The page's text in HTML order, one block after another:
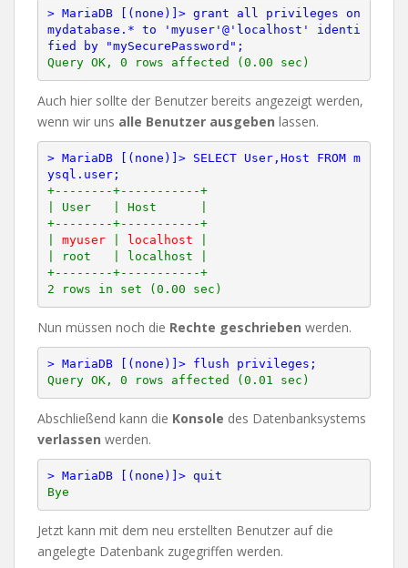
> MariaDB [(none)]> grant all privileges on
mydatabase.* to 'myuser'@'localhost' identi
fied by "mySecurePassword";
Auch hier sollte der Benutzer bereits angezeigt werden,
wenn wir uns alle Benutzer ausgeben lassen.
> MariaDB [(none)]> SELECT User,Host FROM m
ysql.user;
+--------+-----------+
| User   | Host      |
+--------+-----------+
myuser | localhost
| root   | localhost |
+--------+-----------+
2 rows in set (0.00 sec)
Nun müssen noch die Rechte geschrieben werden.
> MariaDB [(none)]> flush privileges;
Abschließend kann die Konsole des Datenbanksystems
verlassen werden.
> MariaDB [(none)]> quit
Jetzt kann mit dem neu erstellten Benutzer auf die
angelegte Datenbank zugegriffen werden.